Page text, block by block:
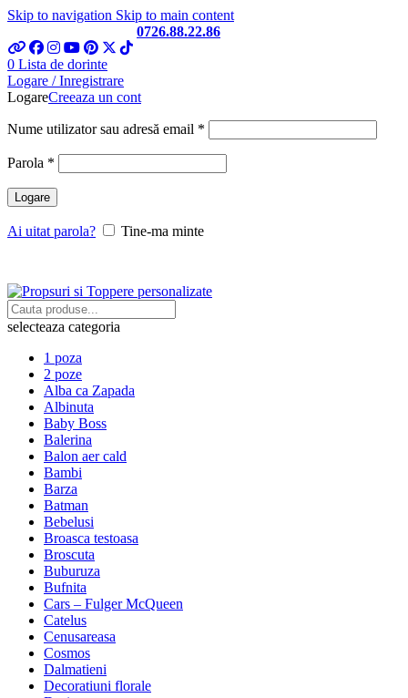
Skip to navigation Skip to main content
0726.88.22.86
0 Lista de dorinte
Logare / Inregistrare
LogareCreeaza un cont
Nume utilizator sau adresă email *
Parola *
Logare
Ai uitat parola? Tine-ma minte
selecteaza categoria
1 poza
2 poze
Alba ca Zapada
Albinuta
Baby Boss
Balerina
Balon aer cald
Bambi
Barza
Batman
Bebelusi
Broasca testoasa
Broscuta
Buburuza
Bufnita
Cars – Fulger McQueen
Catelus
Cenusareasa
Cosmos
Dalmatieni
Decoratiuni florale